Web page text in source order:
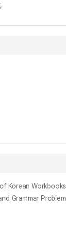
of Korean
and Grammar